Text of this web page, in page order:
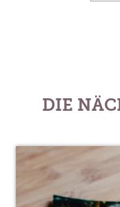
DIE